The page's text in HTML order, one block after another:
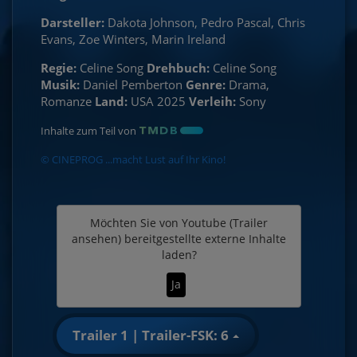
Darsteller: Dakota Johnson, Pedro Pascal, Chris
Evans, Zoe Winters, Marin Ireland
Regie: Celine Song Drehbuch: Celine Song
Musik: Daniel Pemberton Genre: Drama,
Romanze Land: USA 2025 Verleih: Sony
Inhalte zum Teil von
© CINEPROG ...macht Lust auf Ihr Kino!
Möchten Sie von Youtube (Trailer
ansehen) bereitgestellte externe Inhalte
laden?
Ja
Trailer 1 | Trailer-FSK: 6